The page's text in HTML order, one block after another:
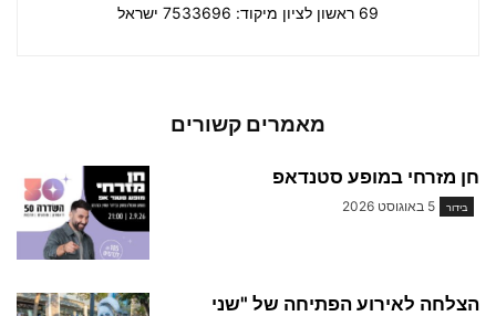
69 ראשון לציון מיקוד: 7533696 ישראל
מאמרים קשורים
חן מזרחי במופע סטנדאפ
בידור 5 באוגוסט 2026
הצלחה לאירוע הפתיחה של "שני